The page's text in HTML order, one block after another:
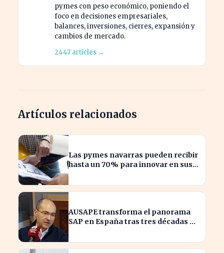
pymes con peso económico, poniendo el
foco en decisiones empresariales,
balances, inversiones, cierres, expansión y
cambios de mercado.
2447 articles →
Artículos relacionados
Las pymes navarras pueden recibir
hasta un 70% para innovar en sus
AUSAPE transforma el panorama
SAP en España tras tres décadas de